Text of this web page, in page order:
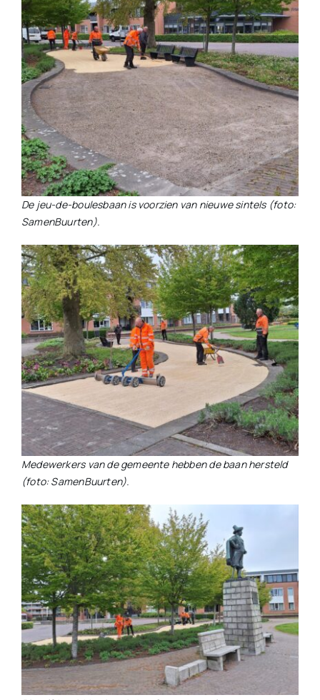
De jeu-de-boulesbaan is voorzien van nieuwe sintels (foto:
SamenBuurten).
Medewerkers van de gemeente hebben de baan hersteld
(foto: SamenBuurten).